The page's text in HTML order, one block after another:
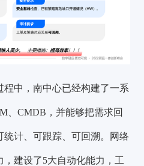
中，南中心已经构建了一系
、CMDB，并能够把需求回
计、可跟踪、可回溯。网络
，建设了5大自动化能力 ，工